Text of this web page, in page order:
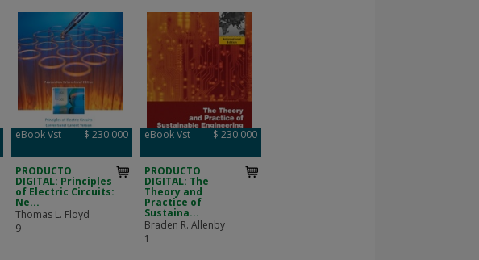
eBook Vst $ 230.000
PRODUCTO
DIGITAL: Principles
of Electric Circuits:
Ne...
Thomas L. Floyd
9
eBook Vst $ 230.000
PRODUCTO
DIGITAL: The
Theory and
Practice of
Sustaina...
Braden R. Allenby
1